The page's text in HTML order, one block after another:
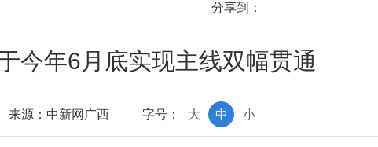
分享到：
今年6月底实现主线双幅贯通
源：中新网广西 字号： 小
中
大